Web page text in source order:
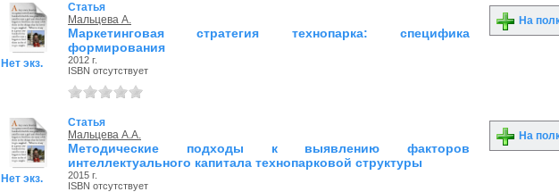
Нет экз.
Статья
Мальцева А.
Маркетинговая стратегия технопарка: специфика
формирования
2012 г.
ISBN отсутствует
На
Нет экз.
Статья
Мальцева А.А.
Методические подходы к выявлению факторов
интеллектуального капитала технопарковой структуры
2015 г.
ISBN отсутствует
На